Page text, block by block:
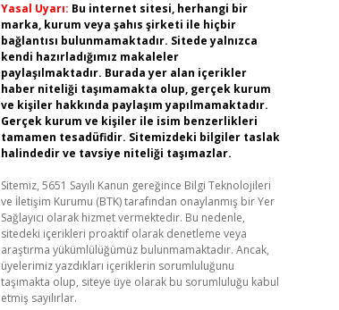
Yasal Uyarı: Bu internet sitesi, herhangi bir
marka, kurum veya şahıs şirketi ile hiçbir
bağlantısı bulunmamaktadır. Sitede yalnızca
kendi hazırladığımız makaleler
paylaşılmaktadır. Burada yer alan içerikler
haber niteliği taşımamakta olup, gerçek kurum
ve kişiler hakkında paylaşım yapılmamaktadır.
Gerçek kurum ve kişiler ile isim benzerlikleri
tamamen tesadüfidir. Sitemizdeki bilgiler taslak
halindedir ve tavsiye niteliği taşımazlar.
Sitemiz, 5651 Sayılı Kanun gereğince Bilgi Teknolojileri
ve İletişim Kurumu (BTK) tarafından onaylanmış bir Yer
Sağlayıcı olarak hizmet vermektedir. Bu nedenle,
sitedeki içerikleri proaktif olarak denetleme veya
araştırma yükümlülüğümüz bulunmamaktadır. Ancak,
üyelerimiz yazdıkları içeriklerin sorumluluğunu
taşımakta olup, siteye üye olarak bu sorumluluğu kabul
etmiş sayılırlar.